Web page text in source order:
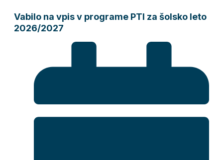
Vabilo na vpis v programe PTI za šolsko leto
2026/2027